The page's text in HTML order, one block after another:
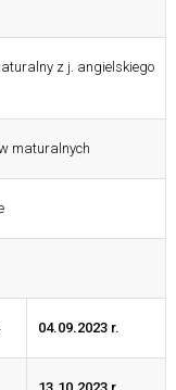
z j. angielskiego
04.09.2023 r.